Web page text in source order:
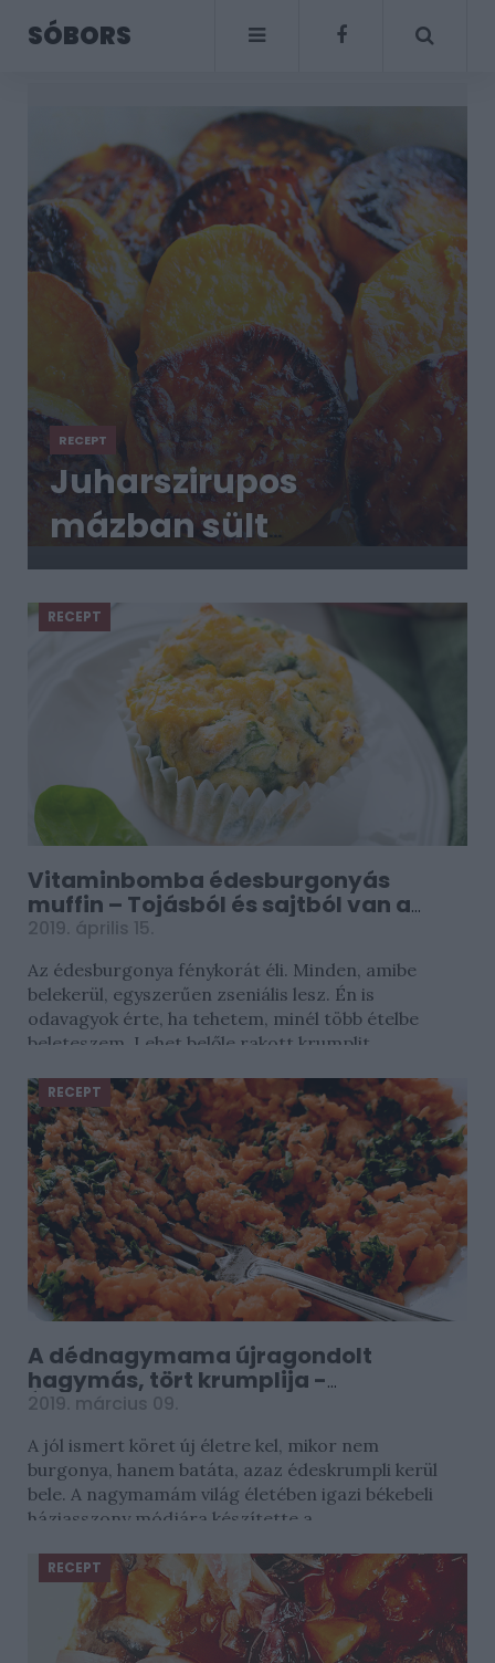
SÓBORS
RECEPT
Juharszirupos
mázban sült
édesburgonya:
ideális köret a
grillezéshez
RECEPT
Vitaminbomba édesburgonyás
muffin – Tojásból és sajtból van a
tésztája
2019. április 15.
Az édesburgonya fénykorát éli. Minden, amibe
belekerül, egyszerűen zseniális lesz. Én is
odavagyok érte, ha tehetem, minél több ételbe
beleteszem. Lehet belőle rakott krumplit...
RECEPT
A dédnagymama újragondolt
hagymás, tört krumplija -
Édesburgonyából is finom
2019. március 09.
A jól ismert köret új életre kel, mikor nem
burgonya, hanem batáta, azaz édeskrumpli kerül
bele. A nagymamám világ életében igazi békebeli
háziasszony módjára készítette a...
RECEPT